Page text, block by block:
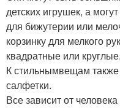
детских игрушек, а
для бижутерии или
корзинку для мелкого
квадратные или круглые.
К стильнымвещам
салфетки.
Все зависит от